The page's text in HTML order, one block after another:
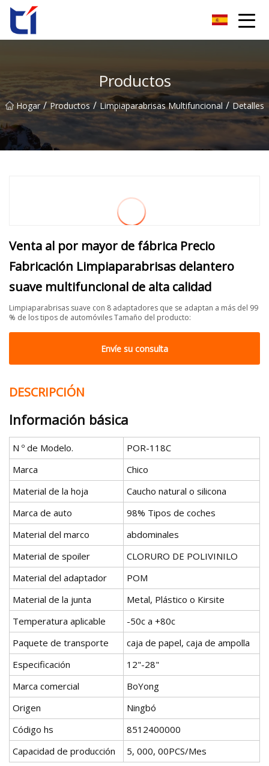
Productos
Hogar / Productos / Limpiaparabrisas Multifuncional / Detalles
Venta al por mayor de fábrica Precio
Fabricación Limpiaparabrisas delantero
suave multifuncional de alta calidad
Limpiaparabrisas suave con 8 adaptadores que se adaptan a más del 99
% de los tipos de automóviles Tamaño del producto:
Envíe su consulta
DESCRIPCIÓN
Información básica
N º de Modelo.
POR-118C
Marca
Chico
Material de la hoja
Caucho natural o silicona
Marca de auto
98% Tipos de coches
Material del marco
abdominales
Material de spoiler
CLORURO DE POLIVINILO
Material del adaptador
POM
Material de la junta
Metal, Plástico o Kirsite
Temperatura aplicable
-50c a +80c
Paquete de transporte
caja de papel, caja de ampolla
Especificación
12"-28"
Marca comercial
BoYong
Origen
Ningbó
Código hs
8512400000
Capacidad de producción
5, 000, 00PCS/Mes